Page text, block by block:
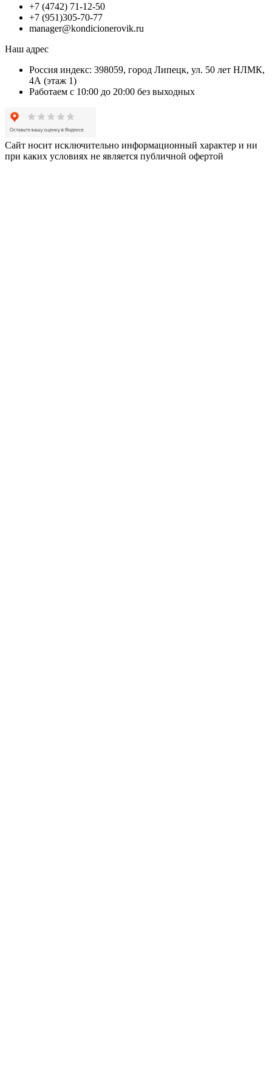
+7 (4742) 71-12-50
+7 (951)305-70-77
manager@kondicionerovik.ru
Наш адрес
Россия индекс: 398059, город Липецк, ул. 50 лет НЛМК,
4А (этаж 1)
Работаем с 10:00 до 20:00 без выходных
Сайт носит исключительно информационный характер и ни
при каких условиях не является публичной офертой